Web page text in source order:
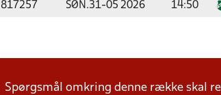
817257 SØN.31-05 2026 14:50
Spørgsmål omkring denne række skal